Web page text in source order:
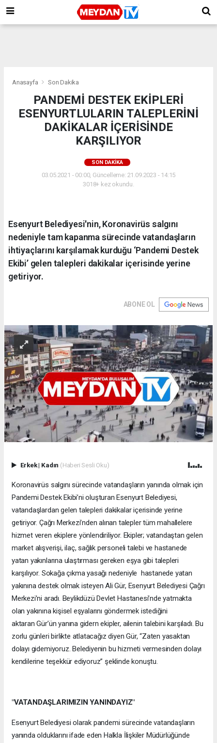
Anasayfa Son Dakika
​PANDEMİ DESTEK EKİPLERİ
ESENYURTLULARIN TALEPLERİNİ
DAKİKALAR İÇERİSİNDE
KARŞILIYOR
SON DAKIKA
03.05.2021 - 00:00, Güncelleme: 21.09.2023 - 14:15
3018+ kez okundu.
Esenyurt Belediyesi'nin, Koronavirüs salgını
nedeniyle tam kapanma sürecinde vatandaşların
ihtiyaçlarını karşılamak kurduğu ‘Pandemi Destek
Ekibi’ gelen talepleri dakikalar içerisinde yerine
getiriyor.
ABONE OL
Erkek| Kadın (Haberi Sesli Oku)
Koronavirüs salgını sürecinde vatandaşların yanında olmak için
Pandemi Destek Ekibi’ni oluşturan Esenyurt Belediyesi,
vatandaşlardan gelen talepleri dakikalar içerisinde yerine
getiriyor. Çağrı Merkezi’nden alınan talepler tüm mahallelere
hizmet veren ekiplere yönlendiriliyor. Ekipler; vatandaştan gelen
market alışverişi, ilaç, sağlık personeli talebi ve hastanede
yatan yakınlarına ulaştırması gereken eşya gibi talepleri
karşılıyor. Sokağa çıkma yasağı nedeniyle hastanede yatan
yakınına destek olmak isteyen Ali Gür, Esenyurt Belediyesi Çağrı
Merkezi’ni aradı. Beylikdüzü Devlet Hastanesi’nde yatmakta
olan yakınına kişisel eşyalarını göndermek istediğini
aktaran Gür’ün yanına gidern ekipler, ailenin talebini karşıladı. Bu
zorlu günleri birlikte atlatacağız diyen Gür, “Zaten yasaktan
dolayı gidemiyoruz. Belediyenin bu hizmeti vermesinden dolayı
kendilerine teşekkür ediyoruz” şeklinde konuştu.
"VATANDAŞLARIMIZIN YANINDAYIZ"
Esenyurt Belediyesi olarak pandemi sürecinde vatandaşların
yanında olduklarını ifade eden Halkla İlişkiler Müdürlüğünde